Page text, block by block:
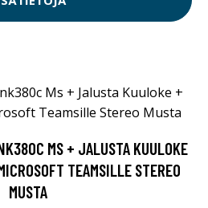
MS + JALUSTA KUULOKE
TEAMSILLE STEREO
MUSTA